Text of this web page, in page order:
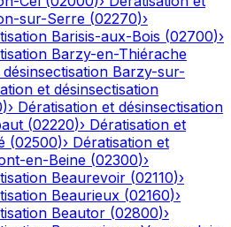
sur-Serre (02270)›
Barisis-aux-Bois (02700)›
Barzy-en-Thiérache
Barzy-sur-
et désinsectisation
)› Dératisation et désinsectisation
(02220)› Dératisation et
(02500)› Dératisation et
en-Beine (02300)›
Beaurevoir (02110)›
Beaurieux (02160)›
Beautor (02800)›